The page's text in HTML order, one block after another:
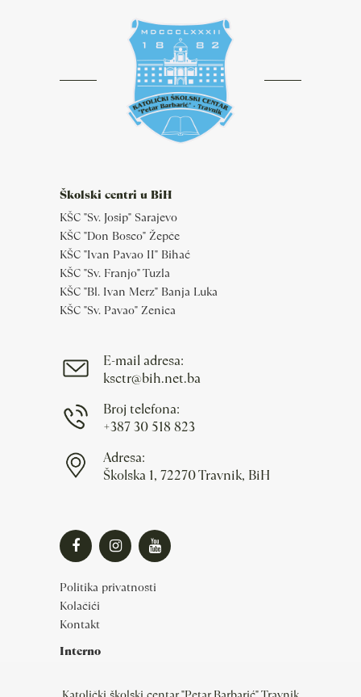
Školski centri u BiH
KŠC "Sv. Josip" Sarajevo
KŠC "Don Bosco" Žepče
KŠC "Ivan Pavao II" Bihać
KŠC "Sv. Franjo" Tuzla
KŠC "Bl. Ivan Merz" Banja Luka
KŠC "Sv. Pavao" Zenica
E-mail adresa:
ksctr@bih.net.ba
Broj telefona:
+387 30 518 823
Adresa:
Školska 1, 72270 Travnik, BiH
Politika privatnosti
Kolačići
Kontakt
Interno